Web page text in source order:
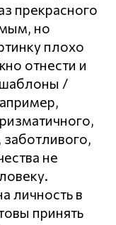
прекрасного
но
плохо
отнести и
шаблоны /
не
личность в
принять